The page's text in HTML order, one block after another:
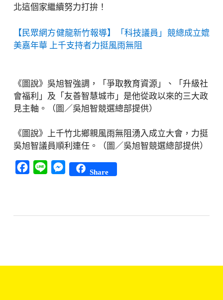
北這個家繼續努力打拚！
【民眾網方健龍新竹報導】「科技議員」競總成立媲
美嘉年華 上千支持者力挺風雨無阻
《圖說》吳旭智強調，「爭取教育資源」、「升級社
會福利」及「友善智慧城市」是他從政以來的三大政
見主軸。（圖／吳旭智競選總部提供）
《圖說》上千竹北鄉親風雨無阻湧入成立大會，力挺
吳旭智議員順利連任。（圖／吳旭智競選總部提供）
Facebook
Line Messenger
Share